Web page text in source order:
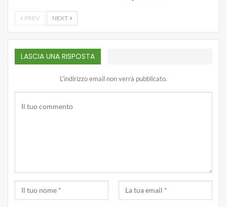
PREV NEXT
LASCIA UNA RISPOSTA
L'indirizzo email non verrà pubblicato.